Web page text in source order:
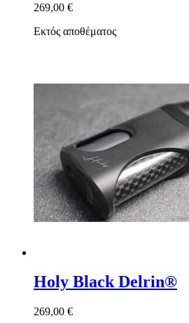
269,00 €
Εκτός αποθέματος
Holy Black Delrin®
269,00 €